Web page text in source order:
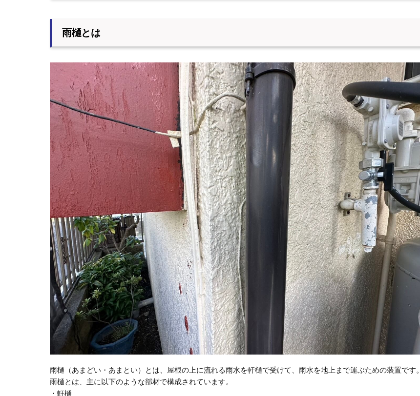
雨樋とは
雨樋（あまどい・あまとい）とは、屋根の上に流れる雨水を軒樋で受けて、雨水を地上まで運ぶための装置です。
雨樋とは、主に以下のような部材で構成されています。
・軒樋